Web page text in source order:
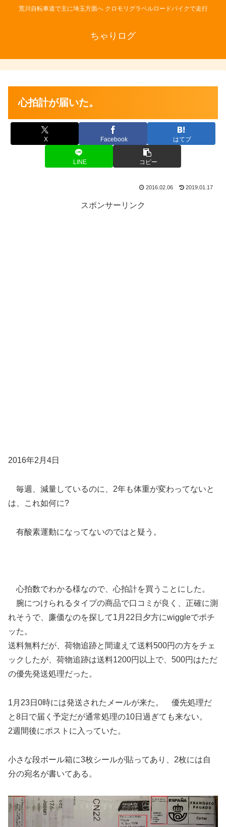
荒川自転車道で主に埼玉方面へ クロモリグラベルロードバイクで走行
ちゃりログ
心拍計が届いた。
X Facebook はてブ
LINE コピー
2016.02.06 2019.01.17
スポンサーリンク
2016年2月4日
毎週、減量しているのに、2年も体重が変わってないと
は、これ如何に?
有酸素運動になってないのではと疑う。
心拍数でわかる様なので、心拍計を買うことにした。
腕につけられるタイプの商品で口コミが良く、正確に測
れそうで、廉価なのを探して1月22日夕方にwiggleでポチ
ッた。
送料無料だが、荷物追跡と間違えて送料500円の方をチェ
ックしたが、荷物追跡は送料1200円以上で、500円はただ
の優先発送処理だった。
1月23日0時には発送されたメールが来た。 優先処理だ
と8日で届く予定だが通常処理の10日過ぎても来ない。
2週間後にポストに入っていた。
小さな段ボール箱に3枚シールが貼ってあり、2枚には自
分の宛名が書いてある。